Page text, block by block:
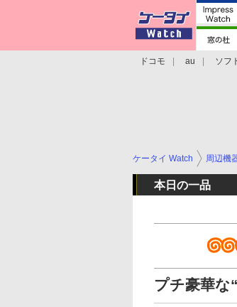
ドコモ au ソフ
ケータイ Watch 周辺機
本日の一品
プチ豪華な